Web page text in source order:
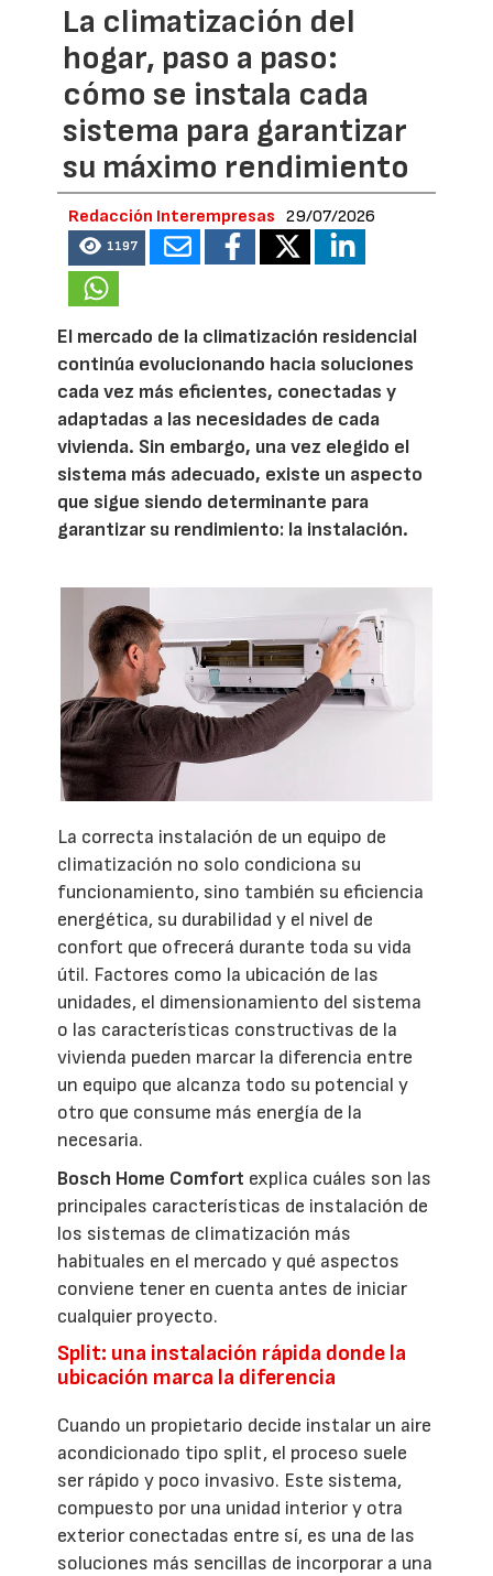
La climatización del
hogar, paso a paso:
cómo se instala cada
sistema para garantizar
su máximo rendimiento
Redacción Interempresas 29/07/2026
1197
El mercado de la climatización residencial
continúa evolucionando hacia soluciones
cada vez más eficientes, conectadas y
adaptadas a las necesidades de cada
vivienda. Sin embargo, una vez elegido el
sistema más adecuado, existe un aspecto
que sigue siendo determinante para
garantizar su rendimiento: la instalación.
La correcta instalación de un equipo de
climatización no solo condiciona su
funcionamiento, sino también su eficiencia
energética, su durabilidad y el nivel de
confort que ofrecerá durante toda su vida
útil. Factores como la ubicación de las
unidades, el dimensionamiento del sistema
o las características constructivas de la
vivienda pueden marcar la diferencia entre
un equipo que alcanza todo su potencial y
otro que consume más energía de la
necesaria.
Bosch Home Comfort explica cuáles son las
principales características de instalación de
los sistemas de climatización más
habituales en el mercado y qué aspectos
conviene tener en cuenta antes de iniciar
cualquier proyecto.
Split: una instalación rápida donde la
ubicación marca la diferencia
Cuando un propietario decide instalar un aire
acondicionado tipo split, el proceso suele
ser rápido y poco invasivo. Este sistema,
compuesto por una unidad interior y otra
exterior conectadas entre sí, es una de las
soluciones más sencillas de incorporar a una